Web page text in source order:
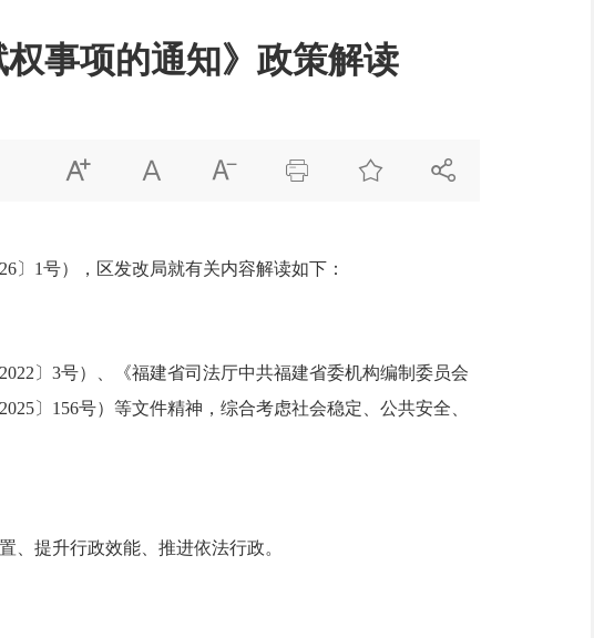
事项的通知》政策解读
     
1号），区发改局就有关内容解读如下：
〕3号）、《福建省司法厅中共福建省委机构编制委员会
〕156号）等文件精神，综合考虑社会稳定、公共安全、
提升行政效能、推进依法行政。